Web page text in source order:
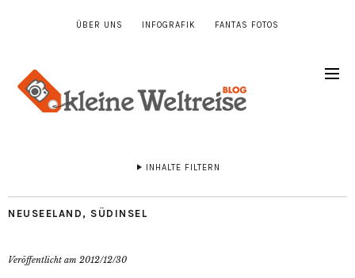
ÜBER UNS INFOGRAFIK FANTAS FOTOS
INHALTE FILTERN
NEUSEELAND , SÜDINSEL
Veröffentlicht am 2012/12/30